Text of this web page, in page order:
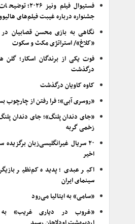
فستیوال فیلم ونیز
جشنواره درباره غیبت فیلم‌های
نگاهی به بازی محسن قصابیان در
«کلاغ»/ استراتژی مکث و سکوت
فوت یکی از برندگان اسکار؛ گلن
درگذشت
کاوه کاویان درگذشت
«روسری آبی»؛ فرا رفتن از چارچوب
«جای دندان پلنگ»؛ جای دندان
زخمی گربه
۲۰ سریال غیرانگلیسی‌زبان
اخیر
اکبر عبدی؛ پدیده کم‌نظیر
سینمای ایران
«سامی» به ایتالیا می‌رود
«غروب در دیاری غریب» به